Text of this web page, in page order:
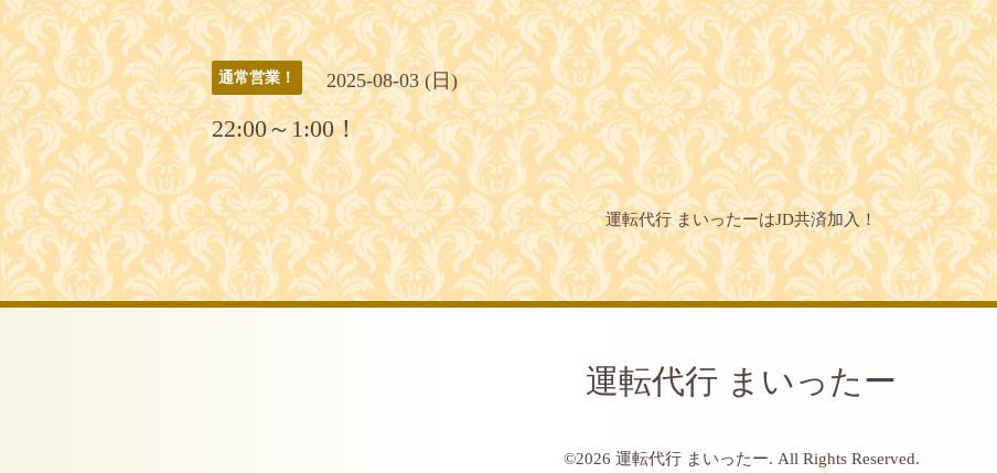
通常営業！ 2025-08-03 (日)
22:00～1:00！
運転代行 まいったーはJD共済加入！
運転代行 まいったー
©2026 運転代行 まいったー. All Rights Reserved.